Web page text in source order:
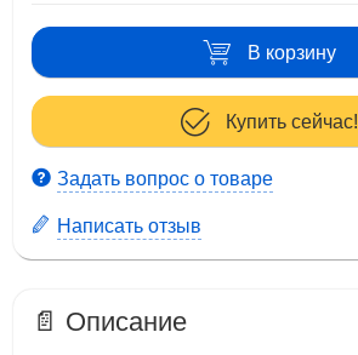
В корзину
Купить сейчас!
Задать вопрос о товаре
Написать отзыв
📄 Описание